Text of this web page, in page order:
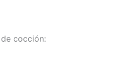
cocción: